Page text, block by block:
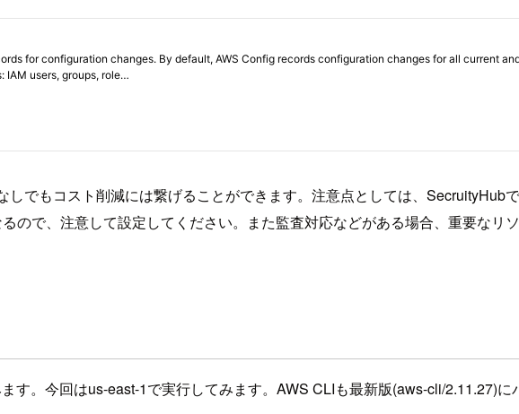
でもコスト削減には繋げることができます。注意点としては、SecruityHub
ので、注意して設定してください。また監査対応などがある場合、重要なリ
す。今回はus-east-1で実行してみます。AWS CLIも最新版(aws-cli/2.11.27)に